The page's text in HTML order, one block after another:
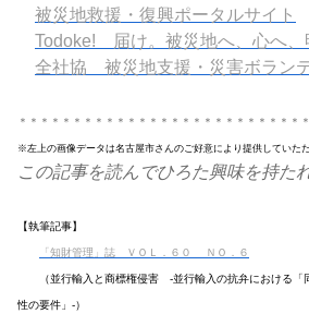
被災地救援・復興ポータルサイト
Todoke! 届け。被災地へ、心へ、
全社協 被災地支援・災害ボラン
＊＊＊＊＊＊＊＊＊＊＊＊＊＊＊＊＊＊＊＊＊＊＊＊＊＊
※左上の画像データは名古屋市さんのご好意により提供していただ
この記事を読んでひろた興味を持た
【執筆記事】
「知財管理」誌 ＶＯＬ．６０ ＮＯ．６
（並行輸入と商標権侵害 -並行輸入の抗弁における「
性の要件」-）